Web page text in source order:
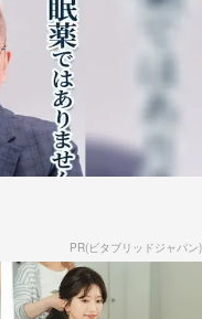
PR(ビタブリッドジャパン)